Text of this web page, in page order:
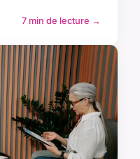
7 min de lecture →